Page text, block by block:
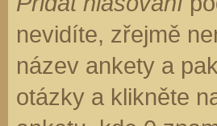
nevidíte, zřejmě
název ankety a
otázky a klikněte